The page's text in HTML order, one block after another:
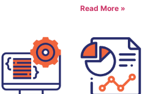
Read More »